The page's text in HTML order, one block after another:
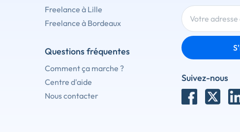
Freelance à Lille
Freelance à Bordeaux
Questions fréquentes
Comment ça marche ?
Centre d'aide
Nous contacter
Suivez-nous